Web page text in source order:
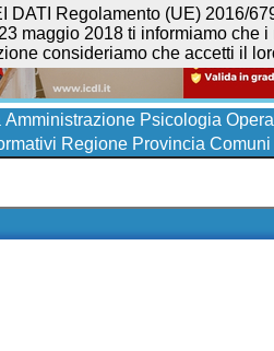
Amministrazione Psicologia
Regione Provincia Comuni
Regolamento (UE) 2016/
maggio 2018 ti informiamo
consideriamo che accetti il